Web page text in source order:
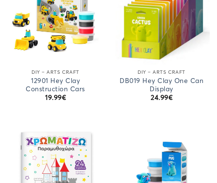
DIY – ARTS CRAFT
12901 Hey Clay
Construction Cars
19.99€
DIY – ARTS CRAFT
DB019 Hey Clay One Can
Display
24.99€